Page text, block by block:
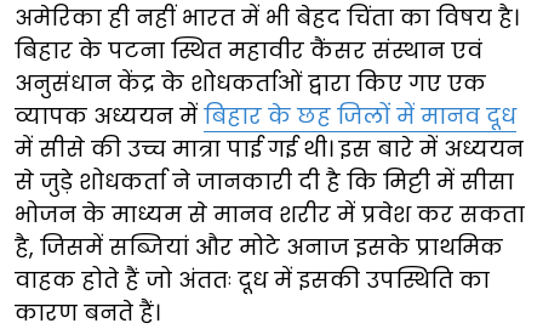
अमेरिका ही नहीं भारत में भी बेहद चिंता का विषय है।
बिहार के पटना स्थित महावीर कैंसर संस्थान एवं
अनुसंधान केंद्र के शोधकर्ताओं द्वारा किए गए एक
व्यापक अध्ययन में बिहार के छह जिलों में मानव दूध
में सीसे की उच्च मात्रा पाई गई थी। इस बारे में अध्ययन
से जुड़े शोधकर्ता ने जानकारी दी है कि मिट्टी में सीसा
भोजन के माध्यम से मानव शरीर में प्रवेश कर सकता
है, जिसमें सब्जियां और मोटे अनाज इसके प्राथमिक
वाहक होते हैं जो अंततः दूध में इसकी उपस्थिति का
कारण बनते हैं।